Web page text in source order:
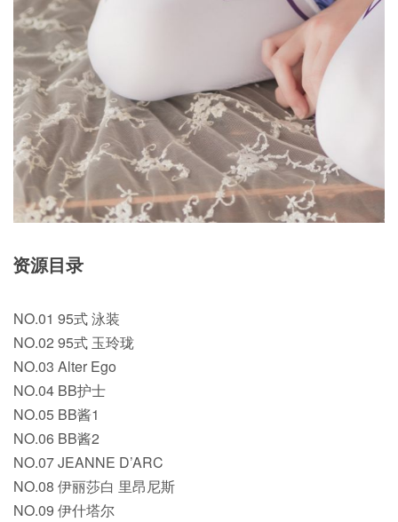
资源目录
NO.01 95式 泳装
NO.02 95式 玉玲珑
NO.03 Alter Ego
NO.04 BB护士
NO.05 BB酱1
NO.06 BB酱2
NO.07 JEANNE D’ARC
NO.08 伊丽莎白 里昂尼斯
NO.09 伊什塔尔